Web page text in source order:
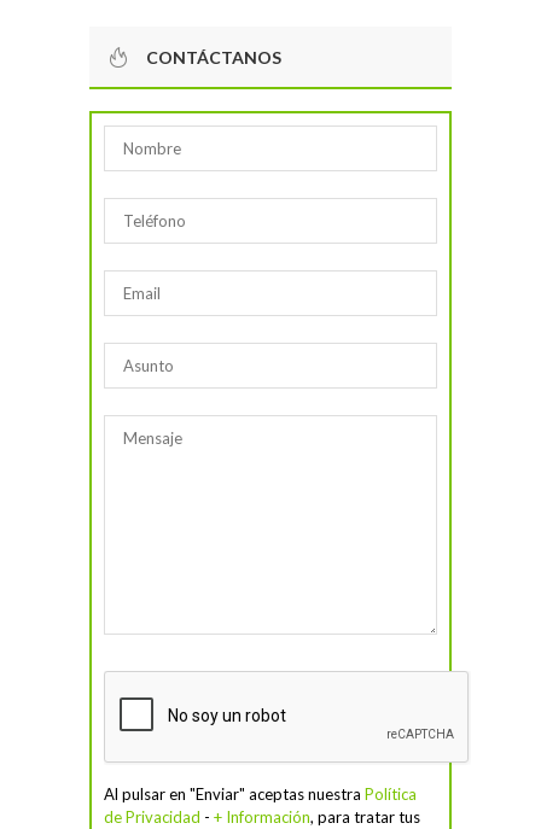
CONTÁCTANOS
Al pulsar en "Enviar" aceptas nuestra Política
de Privacidad - + Información, para tratar tus